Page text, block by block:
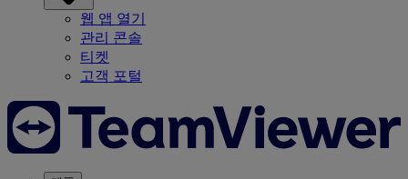
웹 앱 열기
관리 콘솔
티켓
고객 포털